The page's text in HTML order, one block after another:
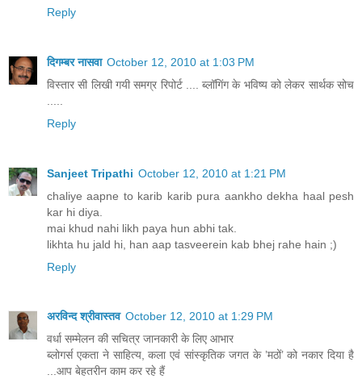
Reply
दिगम्बर नासवा October 12, 2010 at 1:03 PM
विस्तार सी लिखी गयी समग्र रिपोर्ट .... ब्लॉगिंग के भविष्य को लेकर सार्थक सोच
Reply
Sanjeet Tripathi October 12, 2010 at 1:21 PM
chaliye aapne to karib karib pura aankho dekha haal pesh
kar hi diya.
mai khud nahi likh paya hun abhi tak.
likhta hu jald hi, han aap tasveerein kab bhej rahe hain ;)
Reply
अरविन्द श्रीवास्तव October 12, 2010 at 1:29 PM
वर्धा सम्मेलन की सचित्र जानकारी के लिए आभार
ब्लोगर्स एकता ने साहित्य, कला एवं सांस्कृतिक जगत के ’मठों’ को नकार दिया है
...आप बेहतरीन काम कर रहे हैं